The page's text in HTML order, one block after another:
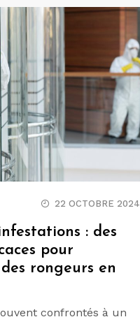
22 OCTOBRE 2024
: des
pour
rongeurs en
confrontés à un